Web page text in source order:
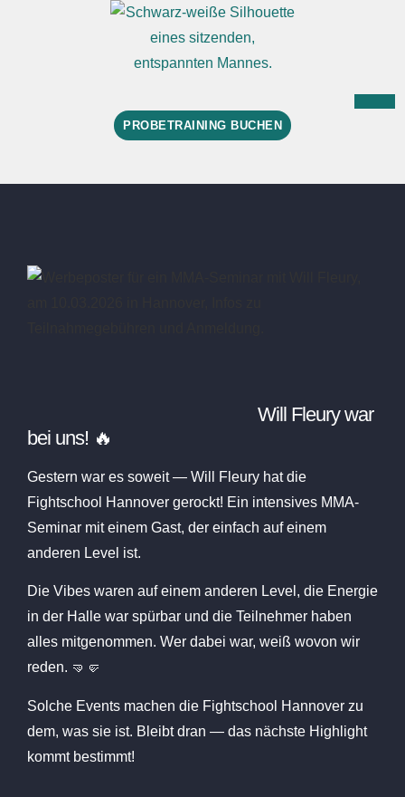
PROBETRAINING BUCHEN
Will Fleury war
bei uns! 🔥
Gestern war es soweit — Will Fleury hat die
Fightschool Hannover gerockt! Ein intensives MMA-
Seminar mit einem Gast, der einfach auf einem
anderen Level ist.
Die Vibes waren auf einem anderen Level, die Energie
in der Halle war spürbar und die Teilnehmer haben
alles mitgenommen. Wer dabei war, weiß wovon wir
reden. 🤜🤛
Solche Events machen die Fightschool Hannover zu
dem, was sie ist. Bleibt dran — das nächste Highlight
kommt bestimmt!